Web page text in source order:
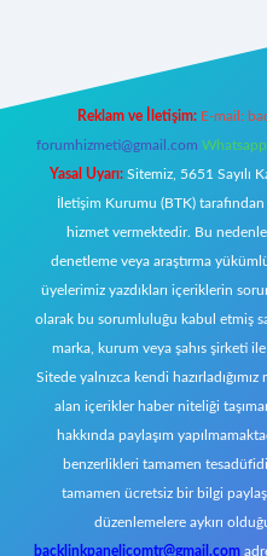
Reklam ve İletişim: E-mail:
forumhizmeti@gmail.com
Yasal Uyarı: Sitemiz, 5651 Sayılı
İletişim Kurumu (BTK) tarafından
hizmet vermektedir. Bu
denetleme veya araştırma
üyelerimiz yazdıkları içeriklerin
olarak bu sorumluluğu kabul etmiş
marka, kurum veya şahıs şirketi
Sitede yalnızca kendi
alan içerikler haber niteliği
hakkında paylaşım
benzerlikleri tamamen
tamamen ücretsiz bir bilgi
düzenlemelere aykırı
backlinkpanelicomtr@gmail.com